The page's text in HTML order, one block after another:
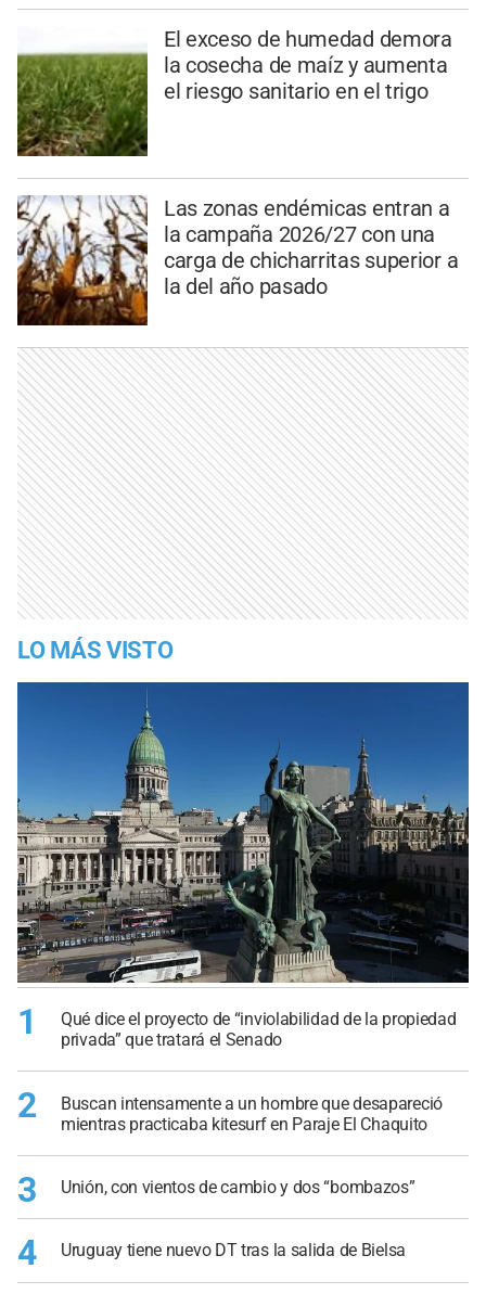
El exceso de humedad demora
la cosecha de maíz y aumenta
el riesgo sanitario en el trigo
Las zonas endémicas entran a
la campaña 2026/27 con una
carga de chicharritas superior a
la del año pasado
LO MÁS VISTO
1
Qué dice el proyecto de “inviolabilidad de la propiedad
privada” que tratará el Senado
2
Buscan intensamente a un hombre que desapareció
mientras practicaba kitesurf en Paraje El Chaquito
3 Unión, con vientos de cambio y dos “bombazos”
4 Uruguay tiene nuevo DT tras la salida de Bielsa